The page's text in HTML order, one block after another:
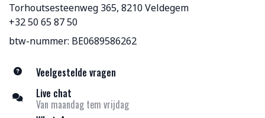
Torhoutsesteenweg 365, 8210 Veldegem
+32 50 65 87 50
btw-nummer: BE0689586262
Veelgestelde vragen
Live chat
Van maandag tem vrijdag